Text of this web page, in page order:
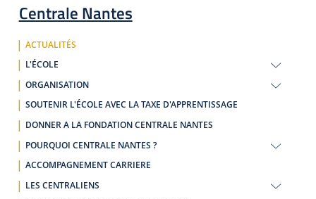
Centrale Nantes
ACTUALITÉS
L'ÉCOLE
ORGANISATION
SOUTENIR L'ÉCOLE AVEC LA TAXE D'APPRENTISSAGE
DONNER A LA FONDATION CENTRALE NANTES
POURQUOI CENTRALE NANTES ?
ACCOMPAGNEMENT CARRIERE
LES CENTRALIENS